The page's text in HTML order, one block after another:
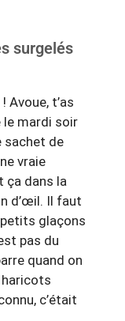
surgelés
Avoue, t’as
le mardi soir
sachet de
vraie
ça dans la
d’œil. Il faut
glaçons
pas du
quand on
haricots
c’était